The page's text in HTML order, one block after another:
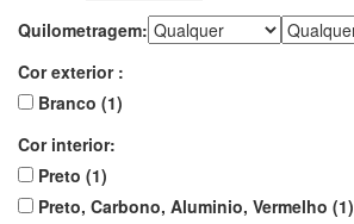
Quilometragem:
Cor exterior :
Branco (1)
Cor interior:
Preto (1)
Preto, Carbono, Aluminio, Vermelho (1)